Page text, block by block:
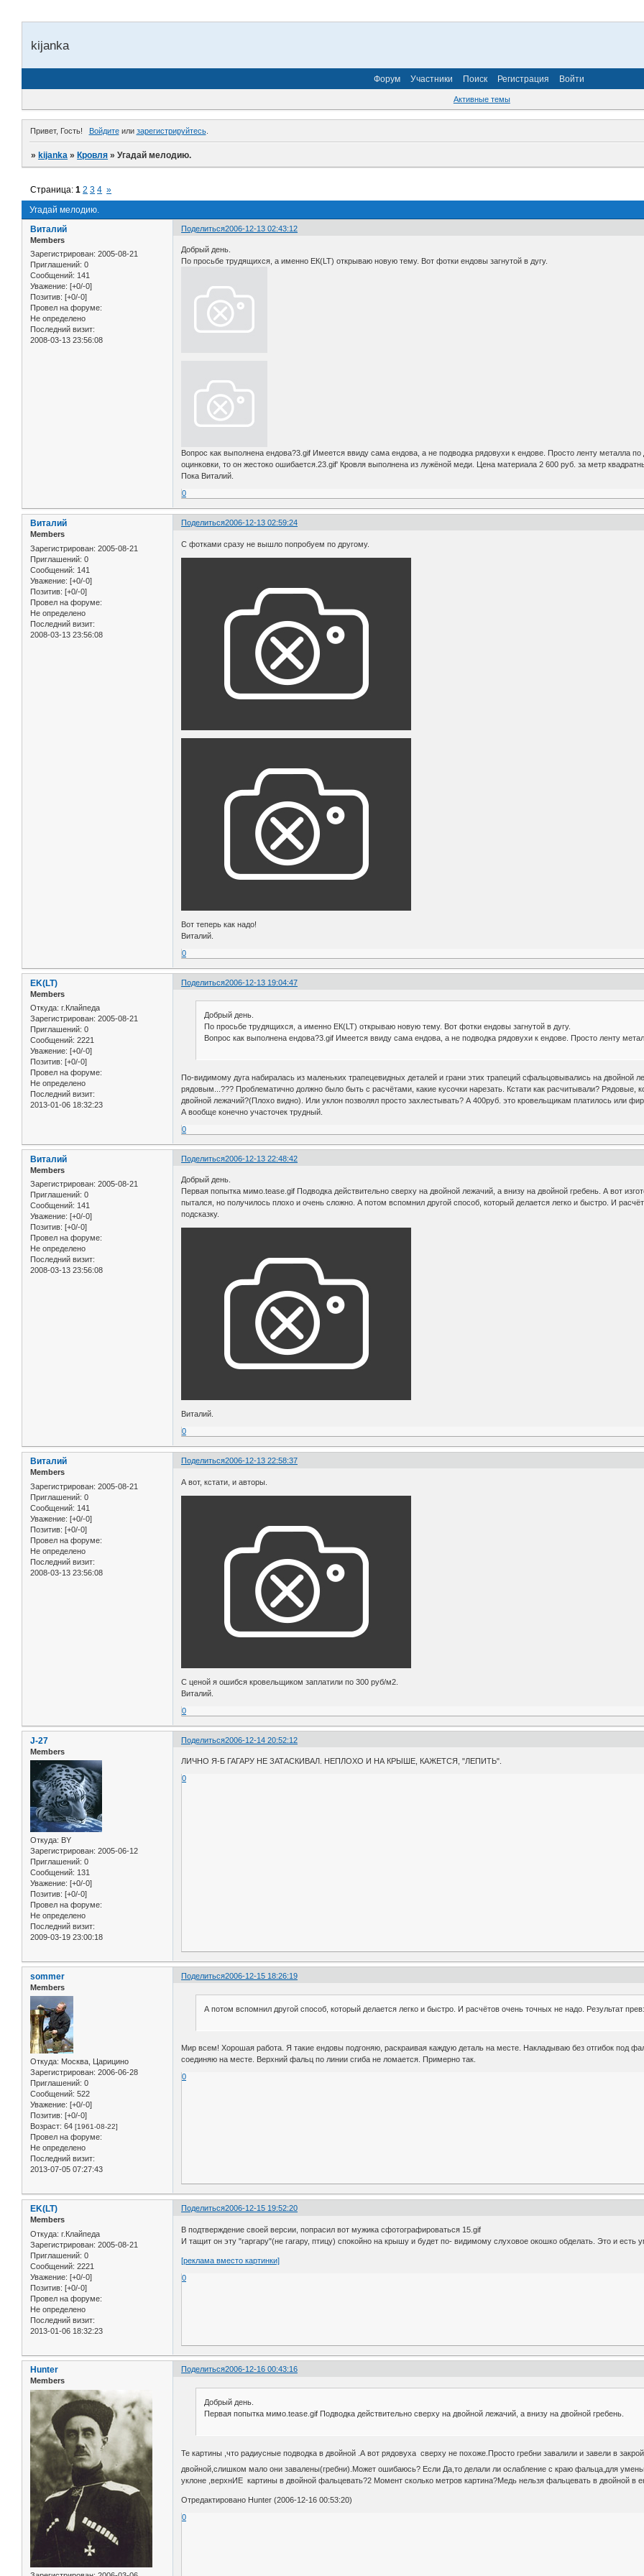
kijanka
Форум Участники Поиск Регистрация Войти
Активные темы
Привет, Гость! Войдитеили зарегистрируйтесь.
»kijanka »Кровля »Угадай мелодию.
Угадай мелодию.
Страница:1 2 3 4 »
Поделиться2006-12-13 02:43:12
Виталий
Members
Зарегистрирован: 2005-08-21
Приглашений: 0
Сообщений: 141
Уважение: [+0/-0]
Позитив: [+0/-0]
Провел на форуме:
Не определено
Последний визит:
2008-03-13 23:56:08
Добрый день.
По просьбе трудящихся, а именно ЕК(LT) открываю новую тему. Вот фотки ендовы загнутой в дугу.
Вопрос как выполнена ендова?3.gif Имеется ввиду сама ендова, а не подводка рядовухи к ендове. Просто ленту металла
оцинковки, то он жестоко ошибается.23.gif' Кровля выполнена из лужёной меди. Цена материала 2 600 руб. за метр
Пока Виталий.
0
Поделиться2006-12-13 02:59:24
Виталий
Members
Зарегистрирован: 2005-08-21
Приглашений: 0
Сообщений: 141
Уважение: [+0/-0]
Позитив: [+0/-0]
Провел на форуме:
Не определено
Последний визит:
2008-03-13 23:56:08
С фотками сразу не вышло попробуем по другому.
Вот теперь как надо!
Виталий.
0
Поделиться2006-12-13 19:04:47
EK(LT)
Members
Откуда: г.Клайпеда
Зарегистрирован: 2005-08-21
Приглашений: 0
Сообщений: 2221
Уважение: [+0/-0]
Позитив: [+0/-0]
Провел на форуме:
Не определено
Последний визит:
2013-01-06 18:32:23
Добрый день.
По просьбе трудящихся, а именно ЕК(LT) открываю новую тему. Вот фотки ендовы загнутой в дугу.
Вопрос как выполнена ендова?3.gif Имеется ввиду сама ендова, а не подводка рядовухи к ендове. Просто ленту
По-видимому дуга набиралась из маленьких трапецевидных деталей и грани этих трапеций сфальцовывались на двойной
рядовым...??? Проблематично должно было быть с расчётами, какие кусочки нарезать. Кстати как расчитывали? Рядовые,
двойной лежачий?(Плохо видно). Или уклон позволял просто захлестывать? А 400руб. это кровельщикам платилось или
А вообще конечно участочек трудный.
0
Поделиться2006-12-13 22:48:42
Виталий
Members
Зарегистрирован: 2005-08-21
Приглашений: 0
Сообщений: 141
Уважение: [+0/-0]
Позитив: [+0/-0]
Провел на форуме:
Не определено
Последний визит:
2008-03-13 23:56:08
Добрый день.
Первая попытка мимо.tease.gif Подводка действительно сверху на двойной лежачий, а внизу на двойной гребень. А вот
пытался, но получилось плохо и очень сложно. А потом вспомнил другой способ, который делается легко и быстро. И
подсказку.
Виталий.
0
Поделиться2006-12-13 22:58:37
Виталий
Members
Зарегистрирован: 2005-08-21
Приглашений: 0
Сообщений: 141
Уважение: [+0/-0]
Позитив: [+0/-0]
Провел на форуме:
Не определено
Последний визит:
2008-03-13 23:56:08
А вот, кстати, и авторы.
С ценой я ошибся кровельщиком заплатили по 300 руб/м2.
Виталий.
0
Поделиться2006-12-14 20:52:12
J-27
Members
Откуда: BY
Зарегистрирован: 2005-06-12
Приглашений: 0
Сообщений: 131
Уважение: [+0/-0]
Позитив: [+0/-0]
Провел на форуме:
Не определено
Последний визит:
2009-03-19 23:00:18
ЛИЧНО Я-Б ГАГАРУ НЕ ЗАТАСКИВАЛ. НЕПЛОХО И НА КРЫШЕ, КАЖЕТСЯ, "ЛЕПИТЬ".
0
Поделиться2006-12-15 18:26:19
sommer
Members
Откуда: Москва, Царицино
Зарегистрирован: 2006-06-28
Приглашений: 0
Сообщений: 522
Уважение: [+0/-0]
Позитив: [+0/-0]
Возраст: 64 [1961-08-22]
Провел на форуме:
Не определено
Последний визит:
2013-07-05 07:27:43
А потом вспомнил другой способ, который делается легко и быстро. И расчётов очень точных не надо. Результат
Мир всем! Хорошая работа. Я такие ендовы подгоняю, раскраивая каждую деталь на месте. Накладываю без отгибок под
соединяю на месте. Верхний фальц по линии сгиба не ломается. Примерно так.
0
Поделиться2006-12-15 19:52:20
EK(LT)
Members
Откуда: г.Клайпеда
Зарегистрирован: 2005-08-21
Приглашений: 0
Сообщений: 2221
Уважение: [+0/-0]
Позитив: [+0/-0]
Провел на форуме:
Не определено
Последний визит:
2013-01-06 18:32:23
В подтверждение своей версии, попрасил вот мужика сфотографироваться 15.gif
И тащит он эту "гаргару"(не гагару, птицу) спокойно на крышу и будет по- видимому слуховое окошко обделать. Это и есть
[реклама вместо картинки]
0
Поделиться2006-12-16 00:43:16
Hunter
Members
Добрый день.
Первая попытка мимо.tease.gif Подводка действительно сверху на двойной лежачий, а внизу на двойной гребень.
Те картины ,что радиусные подводка в двойной .А вот рядовуха сверху не похоже.Просто гребни завалили и завели в
двойной,слишком мало они завалены(гребни).Может ошибаюсь? Если Да,то делали ли ослабление с краю фальца,для
уклоне ,верхнИЕ картины в двойной фальцевать?2 Момент сколько метров картина?Медь нельзя фальцевать в двойной в
Отредактировано Hunter (2006-12-16 00:53:20)
0